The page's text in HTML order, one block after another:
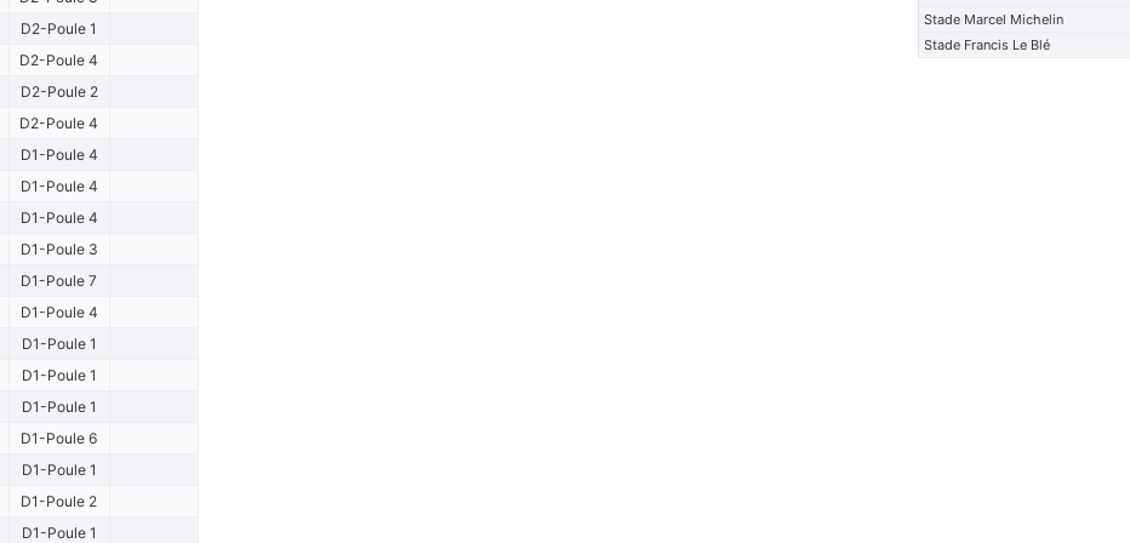
D2-Poule 1
D2-Poule 4
D2-Poule 2
D2-Poule 4
D1-Poule 4
D1-Poule 4
D1-Poule 4
D1-Poule 3
D1-Poule 7
D1-Poule 4
D1-Poule 1
D1-Poule 1
D1-Poule 1
D1-Poule 6
D1-Poule 1
D1-Poule 2
D1-Poule 1
Stade Marcel Michelin
Stade Francis Le Blé